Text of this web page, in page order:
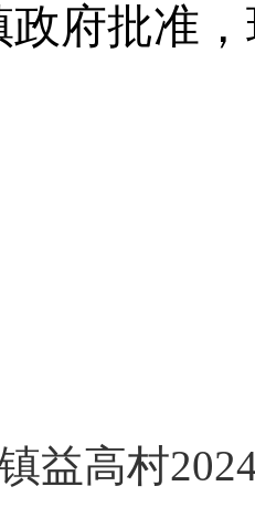
府批准
益高村